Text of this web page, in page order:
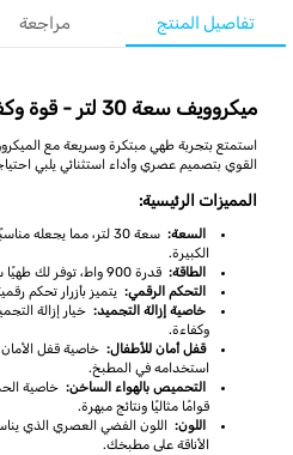
تفاصيل المنتج مراجعة
ميكروويف سعة 30 لتر - قوة وكفاءة في المطبخ
القوي بتصميم عصري وأداء استثنائي يلبي
المميزات الرئيسية:
السعة:
سعة 30 لتر، مما يجعله
الكبيرة.
الطاقة: قدرة 900 واط، توفر لك طهيًا سريعًا وفعالًا في كل مرة.
التحكم الرقمي: يتميز بأزرار تحكم
خاصية إزالة التجميد: خيار إزالة
وكفاءة.
قفل أمان للأطفال: خاصية قفل
استخدامه في المطبخ.
التحميص بالهواء الساخن: خاصية
قوامًا مثاليًا ونتائج مبهرة.
اللون:
اللون الفضي العصري الذي
الأناقة على مطبخك.